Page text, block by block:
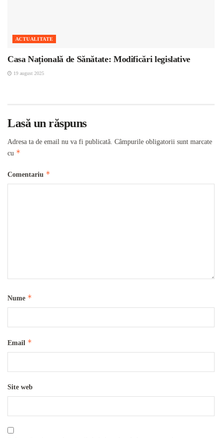
ACTUALITATE
Casa Națională de Sănătate: Modificări legislative
19 august 2025
Lasă un răspuns
Adresa ta de email nu va fi publicată. Câmpurile obligatorii sunt marcate
cu *
Comentariu *
Nume *
Email *
Site web